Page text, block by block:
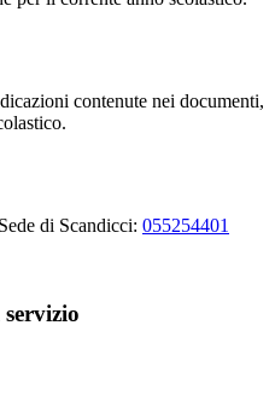
contenute nei documenti,
Sede di Scandicci: 055254401